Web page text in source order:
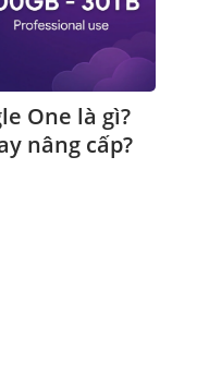
One là gì?
nâng cấp?